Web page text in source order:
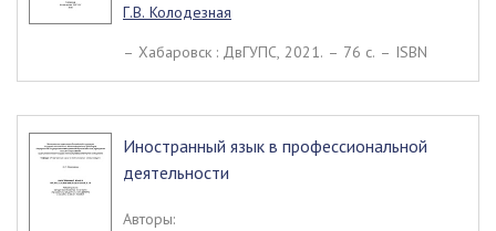
Г.В. Колодезная
– Хабаровск : ДвГУПС, 2021. – 76 c. – ISBN
Иностранный язык в профессиональной
деятельности
Авторы: